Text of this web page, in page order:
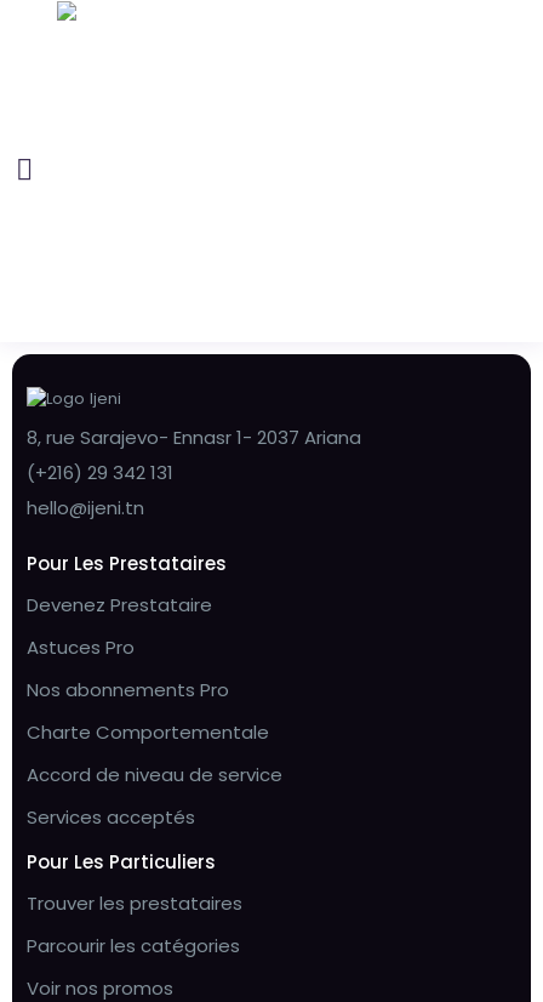
8, rue Sarajevo- Ennasr 1- 2037 Ariana
(+216) 29 342 131
hello@ijeni.tn
Pour Les Prestataires
Devenez Prestataire
Astuces Pro
Nos abonnements Pro
Charte Comportementale
Accord de niveau de service
Services acceptés
Pour Les Particuliers
Trouver les prestataires
Parcourir les catégories
Voir nos promos